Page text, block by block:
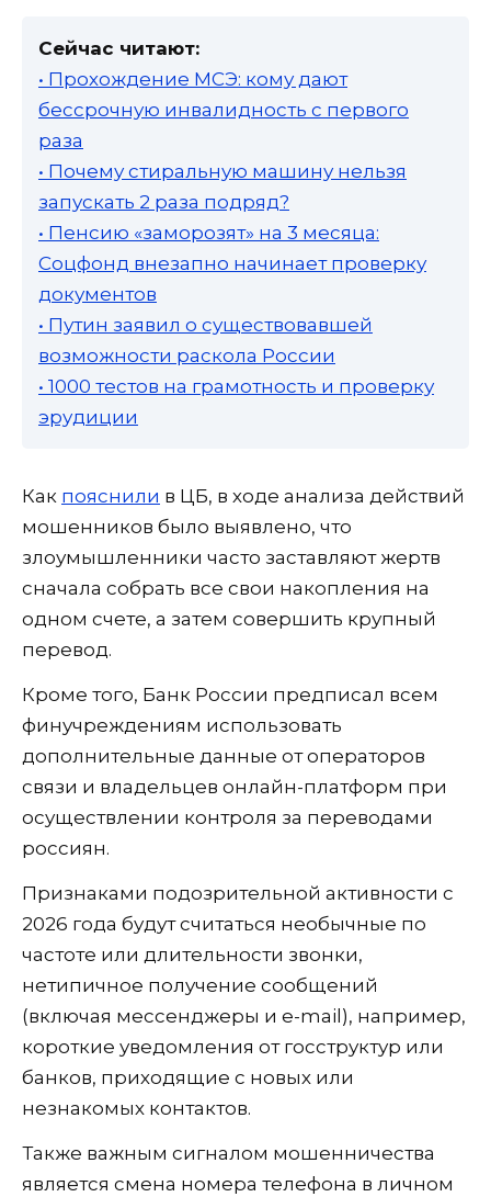
Сейчас читают:
• Прохождение МСЭ: кому дают
бессрочную инвалидность с первого
раза
• Почему стиральную машину нельзя
запускать 2 раза подряд?
• Пенсию «заморозят» на 3 месяца:
Соцфонд внезапно начинает проверку
документов
• Путин заявил о существовавшей
возможности раскола России
• 1000 тестов на грамотность и проверку
эрудиции
Как пояснили в ЦБ, в ходе анализа действий
мошенников было выявлено, что
злоумышленники часто заставляют жертв
сначала собрать все свои накопления на
одном счете, а затем совершить крупный
перевод.
Кроме того, Банк России предписал всем
финучреждениям использовать
дополнительные данные от операторов
связи и владельцев онлайн-платформ при
осуществлении контроля за переводами
россиян.
Признаками подозрительной активности с
2026 года будут считаться необычные по
частоте или длительности звонки,
нетипичное получение сообщений
(включая мессенджеры и e-mail), например,
короткие уведомления от госструктур или
банков, приходящие с новых или
незнакомых контактов.
Также важным сигналом мошенничества
является смена номера телефона в личном